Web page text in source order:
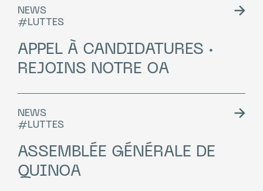
NEWS
#LUTTES
APPEL À CANDIDATURES ·
REJOINS NOTRE OA
NEWS
#LUTTES
ASSEMBLÉE GÉNÉRALE DE
QUINOA